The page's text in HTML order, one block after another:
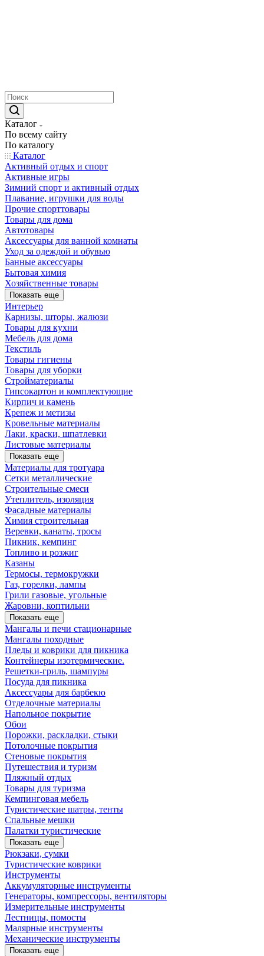
Каталог
По всему сайту
По каталогу
Каталог
Активный отдых и спорт
Активные игры
Зимний спорт и активный отдых
Плавание, игрушки для воды
Прочие спорттовары
Товары для дома
Автотовары
Аксессуары для ванной комнаты
Уход за одеждой и обувью
Банные аксессуары
Бытовая химия
Хозяйственные товары
Показать еще
Интерьер
Карнизы, шторы, жалюзи
Товары для кухни
Мебель для дома
Текстиль
Товары гигиены
Товары для уборки
Стройматериалы
Гипсокартон и комплектующие
Кирпич и камень
Крепеж и метизы
Кровельные материалы
Лаки, краски, шпатлевки
Листовые материалы
Показать еще
Материалы для тротуара
Сетки металлические
Строительные смеси
Утеплитель, изоляция
Фасадные материалы
Химия строительная
Веревки, канаты, тросы
Пикник, кемпинг
Топливо и розжиг
Казаны
Термосы, термокружки
Газ, горелки, лампы
Грили газовые, угольные
Жаровни, коптильни
Показать еще
Мангалы и печи стационарные
Мангалы походные
Пледы и коврики для пикника
Контейнеры изотермические.
Решетки-гриль, шампуры
Посуда для пикника
Аксессуары для барбекю
Отделочные материалы
Напольное покрытие
Обои
Порожки, раскладки, стыки
Потолочные покрытия
Стеновые покрытия
Путешествия и туризм
Пляжный отдых
Товары для туризма
Кемпинговая мебель
Туристические шатры, тенты
Спальные мешки
Палатки туристические
Показать еще
Рюкзаки, сумки
Туристические коврики
Инструменты
Аккумуляторные инструменты
Генераторы, компрессоры, вентиляторы
Измерительные инструменты
Лестницы, помосты
Малярные инструменты
Механические инструменты
Показать еще